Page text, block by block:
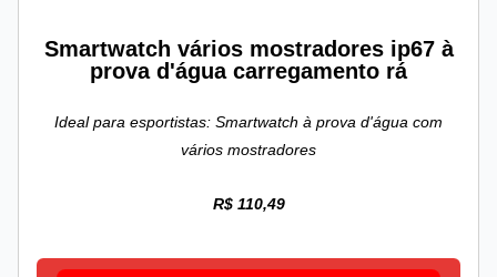
Smartwatch vários mostradores ip67 à
prova d'água carregamento rá
Ideal para esportistas: Smartwatch à prova d'água com
vários mostradores
R$ 110,49